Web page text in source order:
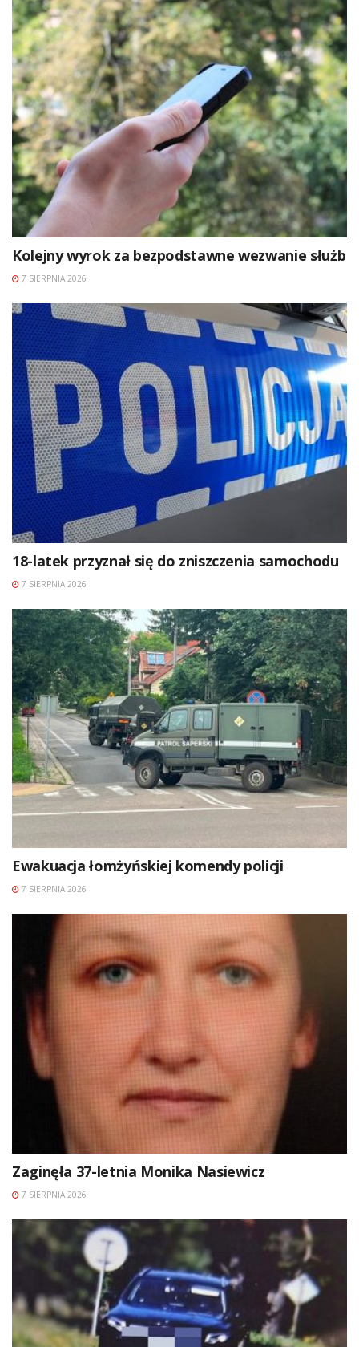
Kolejny wyrok za bezpodstawne wezwanie służb
7 SIERPNIA 2026
18-latek przyznał się do zniszczenia samochodu
7 SIERPNIA 2026
Ewakuacja łomżyńskiej komendy policji
7 SIERPNIA 2026
Zaginęła 37-letnia Monika Nasiewicz
7 SIERPNIA 2026